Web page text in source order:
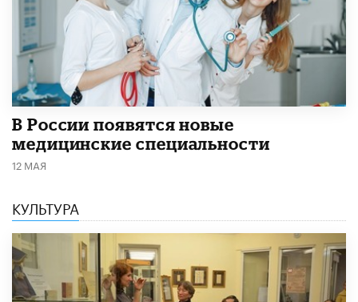
В России появятся новые
медицинские специальности
12 МАЯ
КУЛЬТУРА